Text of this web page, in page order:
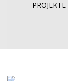
PROJEKTE